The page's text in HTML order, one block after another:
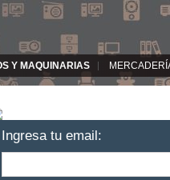
Y MAQUINARIAS
Ingresa tu email: